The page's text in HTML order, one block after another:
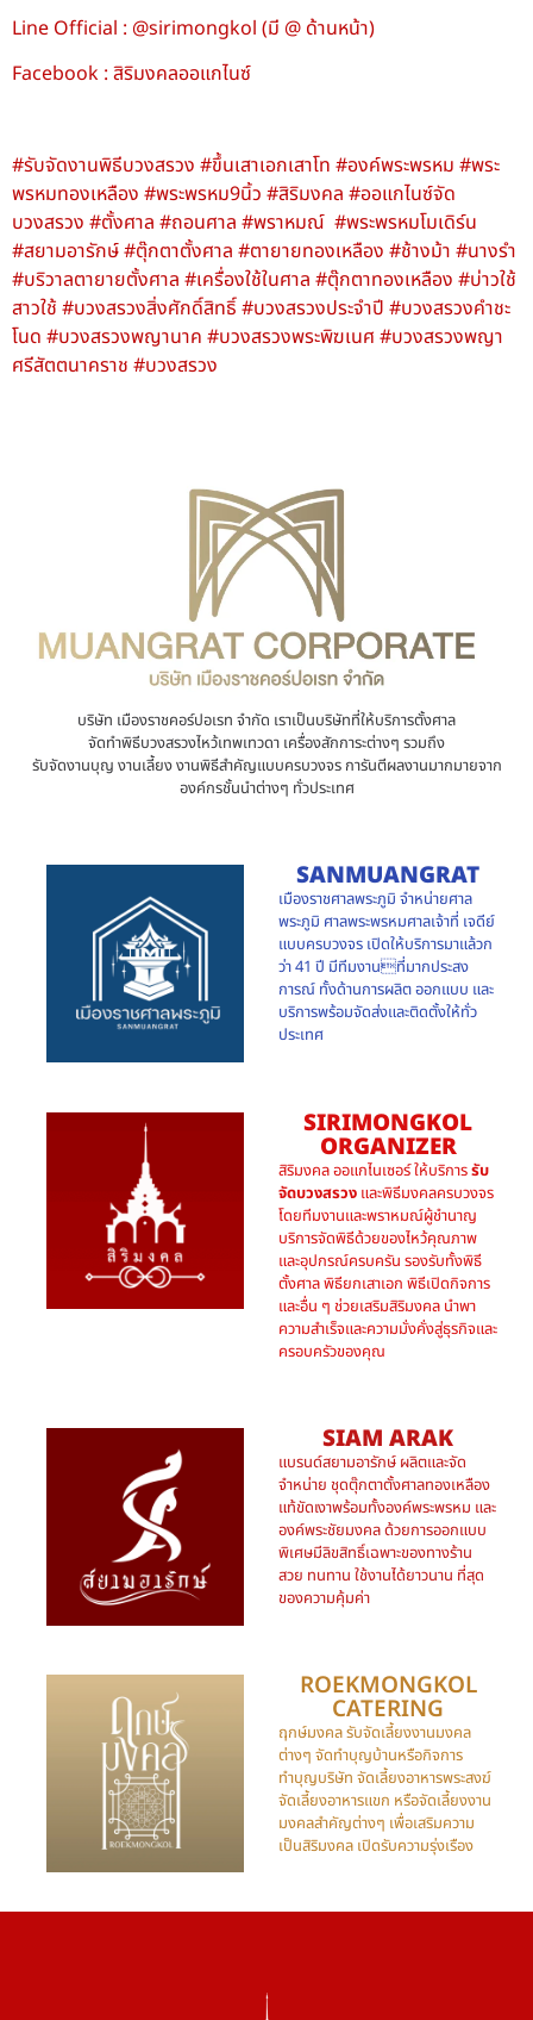
Line Official : @sirimongkol (มี @ ด้านหน้า)
Facebook : สิริมงคลออแกไนซ์
#รับจัดงานพิธีบวงสรวง #ขึ้นเสาเอกเสาโท #องค์พระพรหม #พระ
พรหมทองเหลือง #พระพรหม9นิ้ว #สิริมงคล #ออแกไนซ์จัด
บวงสรวง #ตั้งศาล #ถอนศาล #พราหมณ์ #พระพรหมโมเดิร์น
#สยามอารักษ์ #ตุ๊กตาตั้งศาล #ตายายทองเหลือง #ช้างม้า #นางรำ
#บริวาลตายายตั้งศาล #เครื่องใช้ในศาล #ตุ๊กตาทองเหลือง #บ่าวใช้
สาวใช้ #บวงสรวงสิ่งศักดิ์สิทธิ์ #บวงสรวงประจําปี #บวงสรวงคําชะ
โนด #บวงสรวงพญานาค #บวงสรวงพระพิฆเนศ #บวงสรวงพญา
ศรีสัตตนาคราช #บวงสรวง
บริษัท เมืองราชคอร์ปอเรท จำกัด เราเป็นบริษัทที่ให้บริการตั้งศาล
จัดทำพิธีบวงสรวงไหว้เทพเทวดา เครื่องสักการะต่างๆ รวมถึง
รับจัดงานบุญ งานเลี้ยง งานพิธีสำคัญแบบครบวงจร การันตีผลงานมากมายจาก
องค์กรชั้นนำต่างๆ ทั่วประเทศ
SANMUANGRAT
เมืองราชศาลพระภูมิ จำหน่ายศาล
พระภูมิ ศาลพระพรหมศาลเจ้าที่ เจดีย์
แบบครบวงจร เปิดให้บริการมาแล้วก
ว่า 41 ปี มีทีมงานที่มากประสง
การณ์ ทั้งด้านการผลิต ออกแบบ และ
บริการพร้อมจัดส่งและติดตั้งให้ทั่ว
ประเทศ
SIRIMONGKOL
ORGANIZER
สิริมงคล ออแกไนเซอร์ ให้บริการรับ
จัดบวงสรวง และพิธีมงคลครบวงจร
โดยทีมงานและพราหมณ์ผู้ชำนาญ
บริการจัดพิธีด้วยของไหว้คุณภาพ
และอุปกรณ์ครบครัน รองรับทั้งพิธี
ตั้งศาล พิธียกเสาเอก พิธีเปิดกิจการ
และอื่น ๆ ช่วยเสริมสิริมงคล นำพา
ความสำเร็จและความมั่งคั่งสู่ธุรกิจและ
ครอบครัวของคุณ
SIAM ARAK
แบรนด์สยามอารักษ์ ผลิตและจัด
จำหน่าย ชุดตุ๊กตาตั้งศาลทองเหลือง
แท้ขัดเงาพร้อมทั้งองค์พระพรหม และ
องค์พระชัยมงคล ด้วยการออกแบบ
พิเศษมีลิขสิทธิ์เฉพาะของทางร้าน
สวย ทนทาน ใช้งานได้ยาวนาน ที่สุด
ของความคุ้มค่า
ROEKMONGKOL
CATERING​
ฤกษ์มงคล รับจัดเลี้ยงงานมงคล
ต่างๆ จัดทำบุญบ้านหรือกิจการ
ทำบุญบริษัท จัดเลี้ยงอาหารพระสงฆ์
จัดเลี้ยงอาหารแขก หรือจัดเลี้ยงงาน
มงคลสำคัญต่างๆ เพื่อเสริมความ
เป็นสิริมงคล เปิดรับความรุ่งเรือง